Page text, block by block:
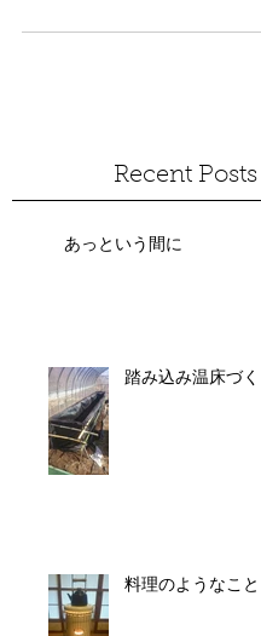
Recent Posts
申し訳ございません。
あっという間に
踏み込み温床づく
料理のようなこと